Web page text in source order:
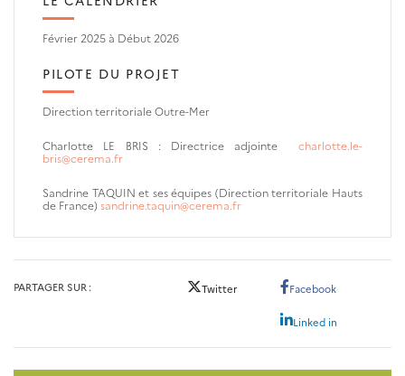
Février 2025 à Début 2026
PILOTE DU PROJET
Direction territoriale Outre-Mer
Charlotte LE BRIS : Directrice adjointecharlotte.le-
bris@cerema.fr
Sandrine TAQUIN et ses équipes (Direction territoriale Hauts
de France) sandrine.taquin@cerema.fr
PARTAGER SUR Twitter Facebook
Linked in